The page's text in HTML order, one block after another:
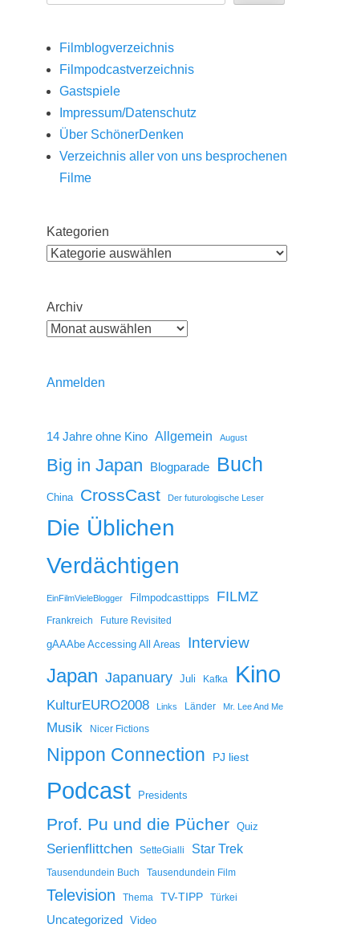
Filmblogverzeichnis
Filmpodcastverzeichnis
Gastspiele
Impressum/Datenschutz
Über SchönerDenken
Verzeichnis aller von uns besprochenen
Filme
Kategorien
Archiv
Anmelden
14 Jahre ohne Kino Allgemein August
Big in Japan Blogparade Buch
China CrossCast Der futurologische Leser
Die Üblichen
Verdächtigen
EinFilmVieleBlogger Filmpodcasttipps FILMZ
Frankreich Future Revisited
gAAAbe Accessing All Areas Interview
Japan Japanuary Juli Kafka Kino
KulturEURO2008 Links Länder Mr. Lee And Me
Musik Nicer Fictions
Nippon Connection PJ liest
Podcast Presidents
Prof. Pu und die Pücher Quiz
Serienflittchen SetteGialli Star Trek
Tausendundein Buch Tausendundein Film
Television Thema TV-TIPP Türkei
Uncategorized Video